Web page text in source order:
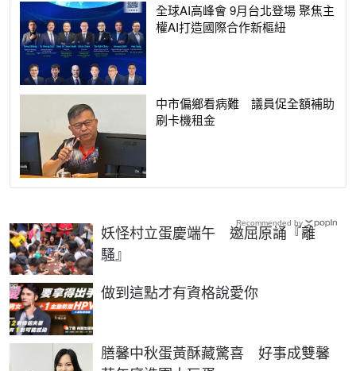
全球AI高峰會 9月台北登場 聚焦主
權AI打造國際合作新樞紐
中市偏鄉看病難 議員促全額補助
刷卡機租金
妖怪村立蛋慶端午 邀屈原誦『離
騷』
做到這點才有資格說愛你
PR
膳馨中秋蛋黃酥藏驚喜 好事成雙馨
Recommended by